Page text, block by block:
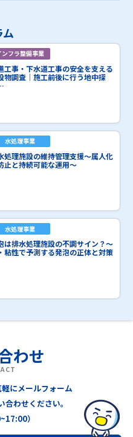
ム
ンフラ整備事業
工事・下水道工事の安全を支える
物調査｜施工前後に行う地中探
水処理事業
処理施設の維持管理支援～属人化
止と持続可能な運用～
水処理事業
は排水処理施設の不調サイン？～
粘性で予測する発泡の正体と対策
わせ
にメールフォーム
わせください。
）